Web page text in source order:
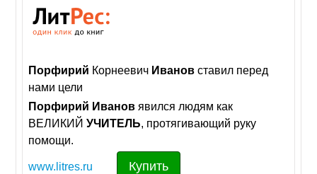
Порфирий Корнеевич Иванов ставил перед
нами цели
Порфирий Иванов явился людям как
ВЕЛИКИЙУЧИТЕЛЬ, протягивающий руку
помощи.
www.litres.ru Купить